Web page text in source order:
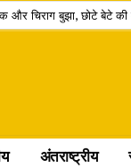
चिराग बुझा, छोटे बेटे की
रक्षाबंधन के दिन भारत में
प्लाजा पर बढ़ी दरें, सफर के
भर्ती का बदला तरीका, अब
अंतराष्ट्रीय